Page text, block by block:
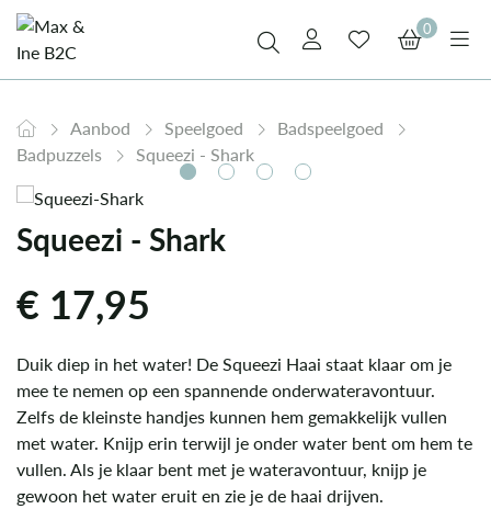
0
Aanbod Speelgoed
Badspeelgoed
Badpuzzels
Squeezi - Shark
Squeezi - Shark
€ 17,95
Duik diep in het water! De Squeezi Haai staat klaar om je
mee te nemen op een spannende onderwateravontuur.
Zelfs de kleinste handjes kunnen hem gemakkelijk vullen
met water. Knijp erin terwijl je onder water bent om hem te
vullen. Als je klaar bent met je wateravontuur, knijp je
gewoon het water eruit en zie je de haai drijven.